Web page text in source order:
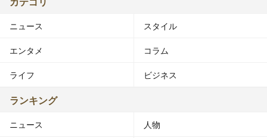
ニュース スタイル
エンタメ コラム
ライフ ビジネス
ランキング
ニュース 人物